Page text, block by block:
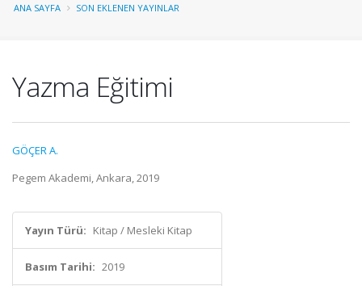
ANA SAYFA SON EKLENEN YAYINLAR
Yazma Eğitimi
GÖÇER A.
Pegem Akademi, Ankara, 2019
Yayın Türü: Kitap / Mesleki Kitap
Basım Tarihi: 2019